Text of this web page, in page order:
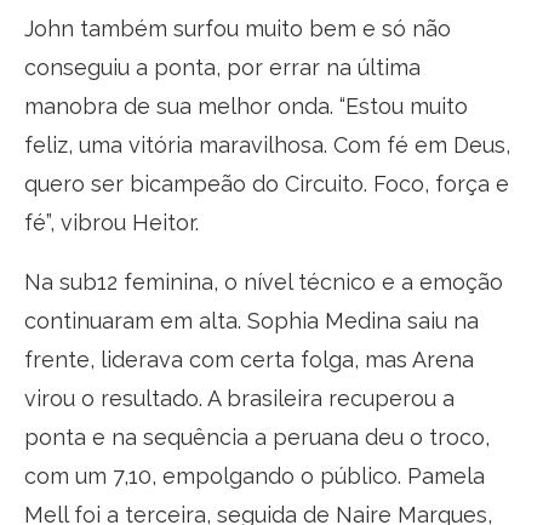
John também surfou muito bem e só não
conseguiu a ponta, por errar na última
manobra de sua melhor onda. “Estou muito
feliz, uma vitória maravilhosa. Com fé em Deus,
quero ser bicampeão do Circuito. Foco, força e
fé”, vibrou Heitor.
Na sub12 feminina, o nível técnico e a emoção
continuaram em alta. Sophia Medina saiu na
frente, liderava com certa folga, mas Arena
virou o resultado. A brasileira recuperou a
ponta e na sequência a peruana deu o troco,
com um 7,10, empolgando o público. Pamela
Mell foi a terceira, seguida de Naire Marques,